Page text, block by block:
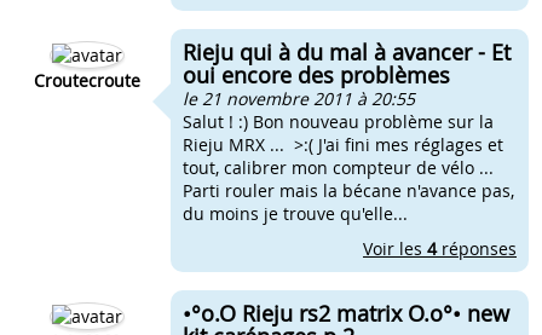
Croutecroute
Rieju qui à du mal à avancer - Et
oui encore des problèmes
le 21 novembre 2011 à 20:55
Salut ! :) Bon nouveau problème sur la
Rieju MRX ... >:( J'ai fini mes réglages et
tout, calibrer mon compteur de vélo ...
Parti rouler mais la bécane n'avance pas,
du moins je trouve qu'elle...
Voir les 4réponses
•°o.O Rieju rs2 matrix O.o°• new